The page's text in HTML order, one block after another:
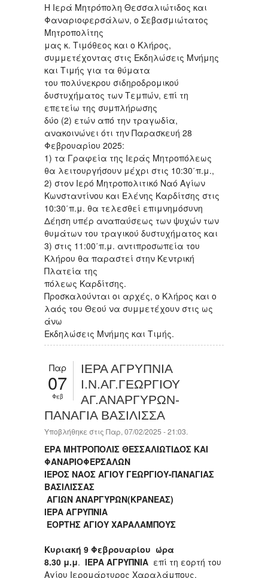
Η Ιερά Μητρόπολη Θεσσαλιώτιδος και
Φαναριοφερσάλων, ο Σεβασμιώτατος
Μητροπολίτης
μας κ. Τιμόθεος και ο Κλήρος,
συμμετέχοντας στις Εκδηλώσεις Μνήμης
και Τιμής για τα θύματα
του πολύνεκρου σιδηροδρομικού
δυστυχήματος των Τεμπών, επί τη
επετείω της συμπλήρωσης
δύο (2) ετών από την τραγωδία,
ανακοινώνει ότι την Παρασκευή 28
Φεβρουαρίου 2025:
1) τα Γραφεία της Ιεράς Μητροπόλεως
θα λειτουργήσουν μέχρι στις 10:30΄π.μ.,
2) στον Ιερό Μητροπολιτικό Ναό Αγίων
Κωνσταντίνου και Ελένης Καρδίτσης στις
10:30΄π.μ. θα τελεσθεί επιμνημόσυνη
Δέηση υπέρ αναπαύσεως των ψυχών των
θυμάτων του τραγικού δυστυχήματος και
3) στις 11:00΄π.μ. αντιπροσωπεία του
Κλήρου θα παραστεί στην Κεντρική
Πλατεία της
πόλεως Καρδίτσης.
Προσκαλούνται οι αρχές, ο Κλήρος και ο
λαός του Θεού να συμμετέχουν στις ως
άνω
Εκδηλώσεις Μνήμης και Τιμής.
Παρ
07
Φεβ
ΙΕΡΑ ΑΓΡΥΠΝΙΑ
Ι.Ν.ΑΓ.ΓΕΩΡΓΙΟΥ
ΑΓ.ΑΝΑΡΓΥΡΩΝ-
ΠΑΝΑΓΙΑ ΒΑΣΙΛΙΣΣΑ
Υποβλήθηκε στις Παρ, 07/02/2025 - 21:03.
ΕΡΑ ΜΗΤΡΟΠΟΛΙΣ ΘΕΣΣΑΛΙΩΤΙΔΟΣ ΚΑΙ
ΦΑΝΑΡΙΟΦΕΡΣΑΛΩΝ
ΙΕΡΟΣ ΝΑΟΣ ΑΓΙΟΥ ΓΕΩΡΓΙΟΥ-ΠΑΝΑΓΙΑΣ
ΒΑΣΙΛΙΣΣΑΣ
ΑΓΙΩΝ ΑΝΑΡΓΥΡΩΝ(ΚΡΑΝΕΑΣ)
ΙΕΡΑ ΑΓΡΥΠΝΙΑ
ΕΟΡΤΗΣ ΑΓΙΟΥ ΧΑΡΑΛΑΜΠΟΥΣ
Κυριακή 9 Φεβρουαρίου ώρα
8.30 μ.μ. ΙΕΡΑ ΑΓΡΥΠΝΙΑ επί τη εορτή του
Αγίου Ιερομάρτυρος Χαραλάμπους.